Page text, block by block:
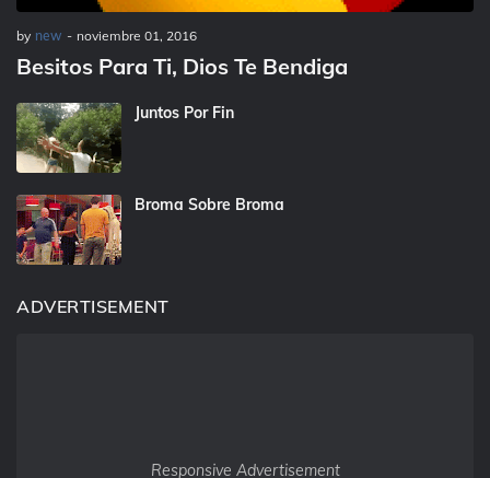
by new - noviembre 01, 2016
Besitos Para Ti, Dios Te Bendiga
Juntos Por Fin
Broma Sobre Broma
ADVERTISEMENT
Responsive Advertisement